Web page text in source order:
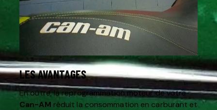
LES AVANTAGES
En outre, la reprogrammation moteur de votre
Can-AM réduit la consommation en carburant et